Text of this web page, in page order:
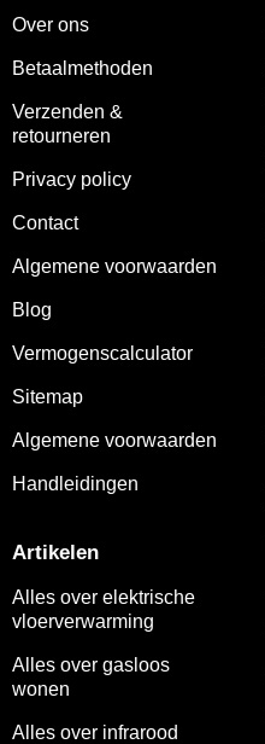
Over ons
Betaalmethoden
Verzenden &
retourneren
Privacy policy
Contact
Algemene voorwaarden
Blog
Vermogenscalculator
Sitemap
Algemene voorwaarden
Handleidingen
Artikelen
Alles over elektrische
vloerverwarming
Alles over gasloos
wonen
Alles over infrarood